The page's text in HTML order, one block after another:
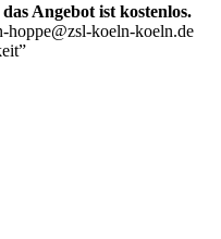
Angebot ist kostenlos.
hoppe@zsl-koeln-koeln.de